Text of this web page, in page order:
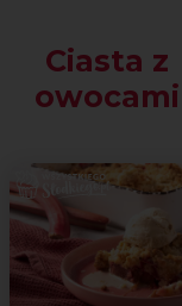
Ciasta z
owocami